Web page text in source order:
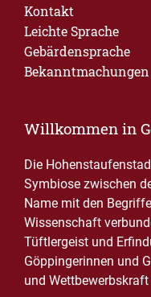
Kontakt
Leichte Sprache
Gebärdensprache
Bekanntmachungen
Willkommen in
Die
Symbiose zwischen
Name mit den
Wissenschaft
Tüftlergeist und
Göppingerinnen und
und